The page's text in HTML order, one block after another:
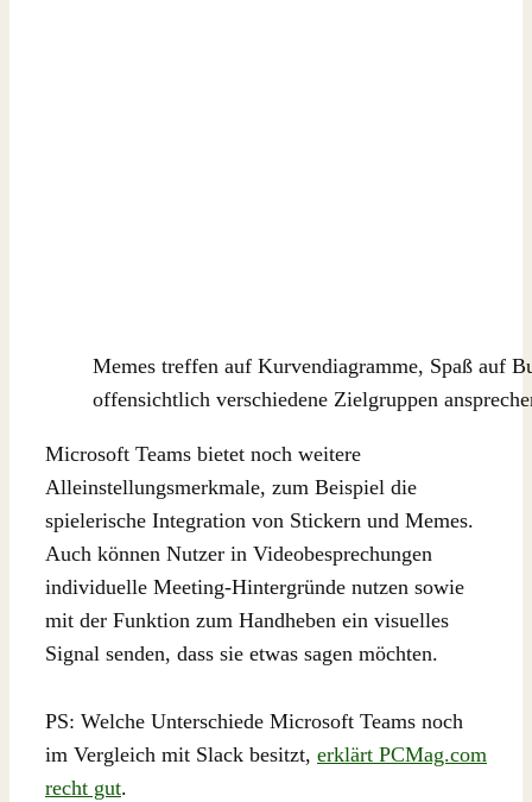
Memes treffen auf Kurvendiagramme, Spaß auf
offensichtlich verschiedene Zielgruppen
Microsoft Teams bietet noch weitere
Alleinstellungsmerkmale, zum Beispiel die
spielerische Integration von Stickern und Memes.
Auch können Nutzer in Videobesprechungen
individuelle Meeting-Hintergründe nutzen sowie
mit der Funktion zum Handheben ein visuelles
Signal senden, dass sie etwas sagen möchten.
PS: Welche Unterschiede Microsoft Teams noch
im Vergleich mit Slack besitzt, erklärt PCMag.com
recht gut.